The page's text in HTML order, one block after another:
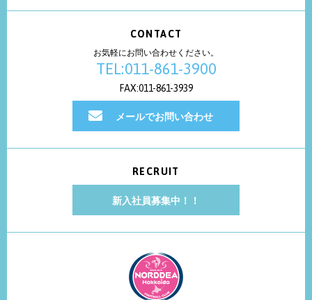
CONTACT
お気軽にお問い合わせください。
TEL:011-861-3900
FAX:011-861-3939
メールでお問い合わせ
RECRUIT
新入社員募集中！！